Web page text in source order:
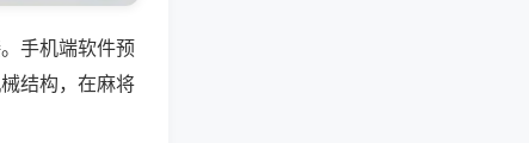
手机端软件预
结构，在麻将